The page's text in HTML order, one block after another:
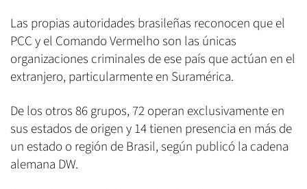
Las propias autoridades brasileñas reconocen que el
PCC y el Comando Vermelho son las únicas
organizaciones criminales de ese país que actúan en el
extranjero, particularmente en Suramérica.
De los otros 86 grupos, 72 operan exclusivamente en
sus estados de origen y 14 tienen presencia en más de
un estado o región de Brasil, según publicó la cadena
alemana DW.